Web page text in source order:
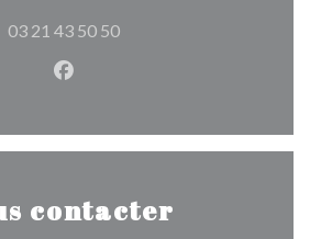
03 21 43 50 50
Facebook ((ouvre une
contacter